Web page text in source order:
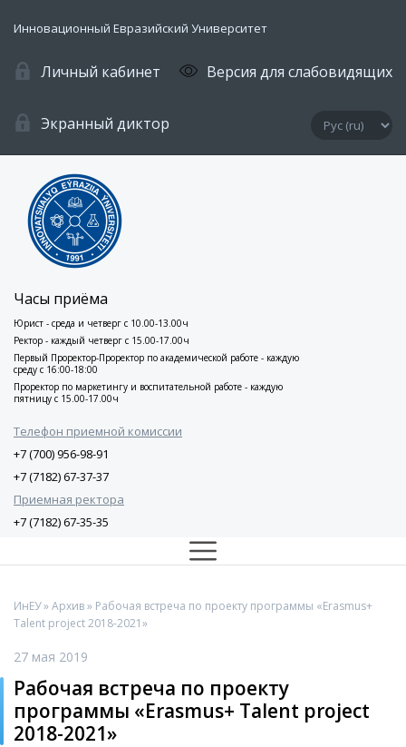
Инновационный Евразийский Университет
Личный кабинет Версия для слабовидящих
Экранный диктор
Часы приёма
Юрист - среда и четверг с 10.00-13.00ч
Ректор - каждый четверг с 15.00-17.00ч
Первый Проректор-Проректор по академической работе - каждую
среду с 16:00-18:00
Проректор по маркетингу и воспитательной работе - каждую
пятницу с 15.00-17.00ч
Телефон приемной комиссии
+7 (700) 956-98-91
+7 (7182) 67-37-37
Приемная ректора
+7 (7182) 67-35-35
ИнЕУ»Архив» Рабочая встреча по проекту программы «Erasmus+
Talent project 2018-2021»
27 мая 2019
Рабочая встреча по проекту
программы «Erasmus+ Talent project
2018-2021»